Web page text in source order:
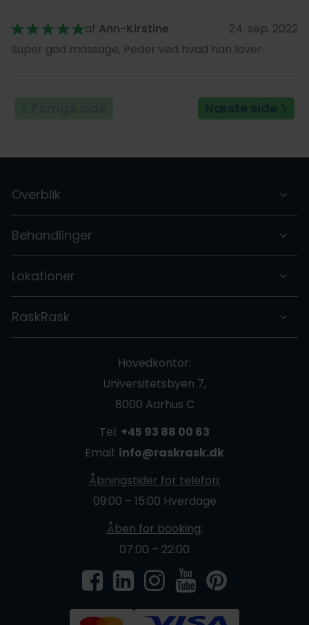
af Ann-Kirstine
24. sep. 2022
Super god massage, Peder ved hvad han laver.
Næste side
Overblik
Behandlinger
Lokationer
RaskRask
Hovedkontor:
Universitetsbyen 7,
8000 Aarhus C
Tel: +45 93 88 00 63
Email: info@raskrask.dk
Åbningstider for telefon:
09:00 – 15:00 Hverdage
Åben for booking:
07:00 – 22:00